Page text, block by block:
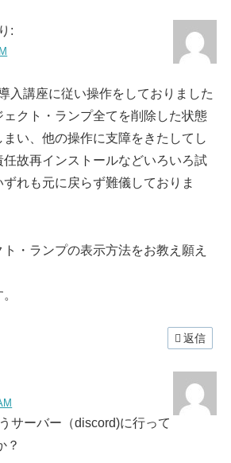
:
入講座に従い操作をしておりました
ェクト・ランプ全てを削除した状態
い、他の操作に支障をきたしてし
任故再インストールなどいろいろ試
れも元に戻らず難儀しておりま
・ランプの表示方法をお教え願え
返信
サーバー（discord)に行って
？